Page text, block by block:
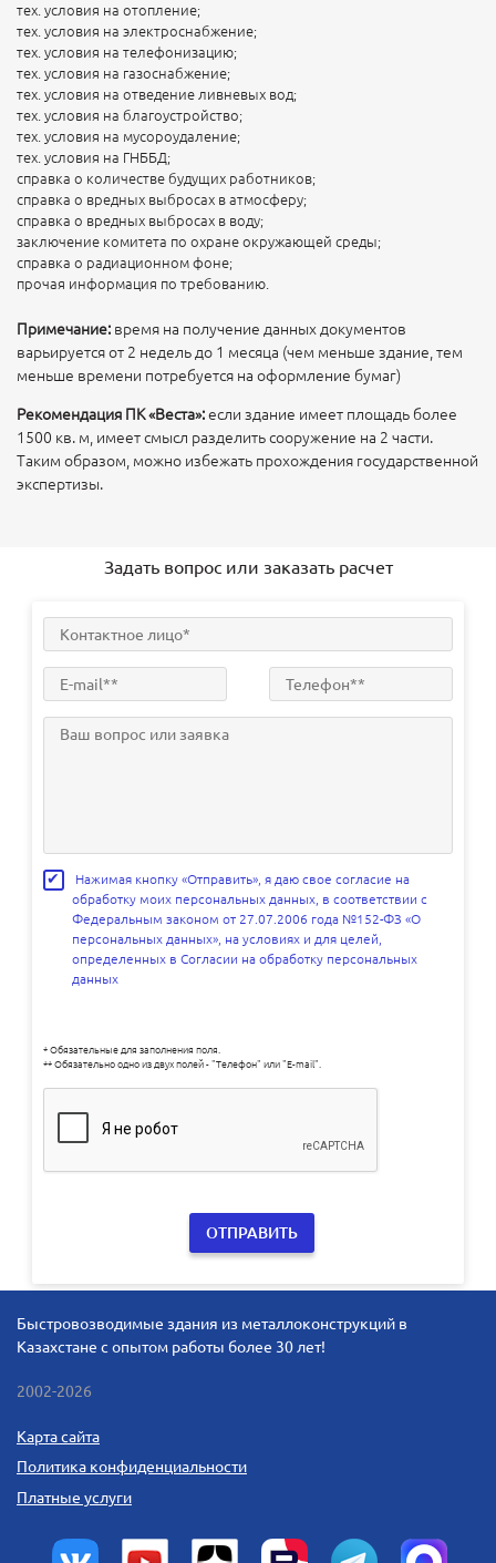
тех. условия на отопление;
тех. условия на электроснабжение;
тех. условия на телефонизацию;
тех. условия на газоснабжение;
тех. условия на отведение ливневых вод;
тех. условия на благоустройство;
тех. условия на мусороудаление;
тех. условия на ГНББД;
справка о количестве будущих работников;
справка о вредных выбросах в атмосферу;
справка о вредных выбросах в воду;
заключение комитета по охране окружающей среды;
справка о радиационном фоне;
прочая информация по требованию.
Примечание: время на получение данных документов
варьируется от 2 недель до 1 месяца (чем меньше здание, тем
меньше времени потребуется на оформление бумаг)
Рекомендация ПК «Веста»:если здание имеет площадь более
1500 кв. м, имеет смысл разделить сооружение на 2 части.
Таким образом, можно избежать прохождения государственной
экспертизы.
Задать вопрос или заказать расчет
Нажимая кнопку «Отправить», я даю свое согласие на
обработку моих персональных данных, в соответствии с
Федеральным законом от 27.07.2006 года №152-ФЗ «О
персональных данных», на условиях и для целей,
определенных в Согласии на обработку персональных
данных
* Обязательные для заполнения поля.
** Обязательно одно из двух полей - "Телефон" или "E-mail".
Быстровозводимые здания из металлоконструкций в
Казахстане с опытом работы более 30 лет!
2002-2026
Карта сайта
Политика конфиденциальности
Платные услуги